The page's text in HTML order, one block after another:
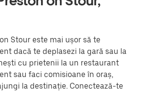
Stour este mai ușor să te
dacă te deplasezi la gară sau la
cu prietenii la un restaurant
sau faci comisioane în oraș,
la destinație. Conectează-te